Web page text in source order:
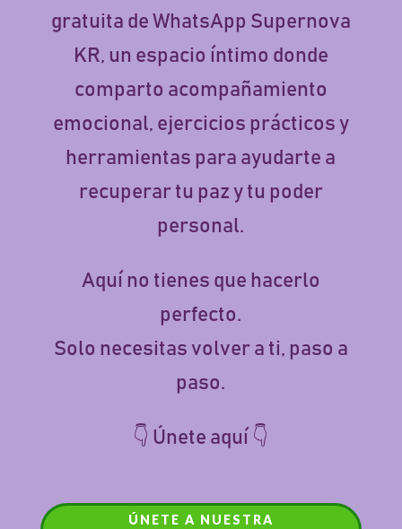
gratuita de WhatsApp Supernova
KR, un espacio íntimo donde
comparto acompañamiento
emocional, ejercicios prácticos y
herramientas para ayudarte a
recuperar tu paz y tu poder
personal.
Aquí no tienes que hacerlo
perfecto.
Solo necesitas volver a ti, paso a
paso.
👇 Únete aquí 👇
ÚNETE A NUESTRA